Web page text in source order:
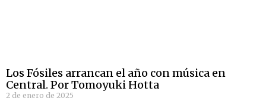
Los Fósiles arrancan el año con música en
Central. Por Tomoyuki Hotta
2 de enero de 2025